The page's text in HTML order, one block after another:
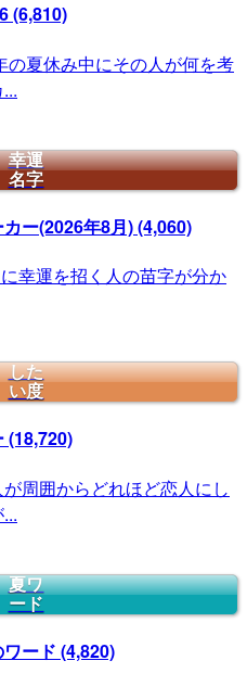
(6,810)
夏休み中にその人が何を考
幸運
名字
ー(2026年8月)(4,060)
幸運を招く人の苗字が分か
した
い度
(18,720)
周囲からどれほど恋人にし
夏ワ
ード
ード (4,820)